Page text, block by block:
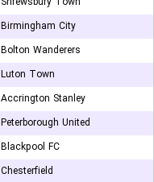
Birmingham City
Bolton Wanderers
Luton Town
Accrington Stanley
Peterborough United
Blackpool FC
Chesterfield